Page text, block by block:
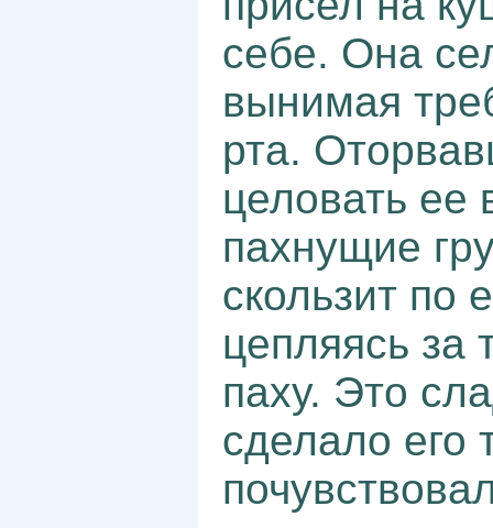
себе. Она
вынимая
рта.
целовать ее
пахнущие
скользит по
цепляясь за
паху. Это
сделало